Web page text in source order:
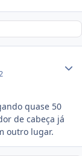
quase 50
de cabeça já
outro lugar.